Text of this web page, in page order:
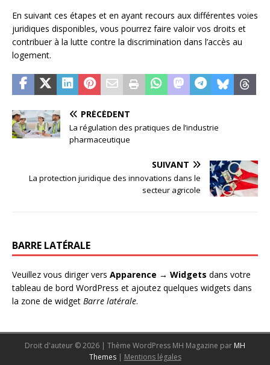
En suivant ces étapes et en ayant recours aux différentes voies
juridiques disponibles, vous pourrez faire valoir vos droits et
contribuer à la lutte contre la discrimination dans l’accès au
logement.
PRÉCÉDENT
La régulation des pratiques de l’industrie
pharmaceutique
SUIVANT
La protection juridique des innovations dans le
secteur agricole
BARRE LATÉRALE
Veuillez vous diriger vers Apparence → Widgets dans votre
tableau de bord WordPress et ajoutez quelques widgets dans
la zone de widget Barre latérale.
Droit d'auteur © 2026 | Thème WordPress MH Magazine par MH
Themes | Mentions légales